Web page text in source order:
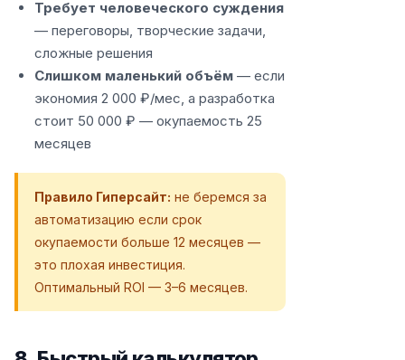
Требует человеческого суждения
— переговоры, творческие задачи,
сложные решения
Слишком маленький объём — если
экономия 2 000 ₽/мес, а разработка
стоит 50 000 ₽ — окупаемость 25
месяцев
Правило Гиперсайт: не беремся за
автоматизацию если срок
окупаемости больше 12 месяцев —
это плохая инвестиция.
Оптимальный ROI — 3–6 месяцев.